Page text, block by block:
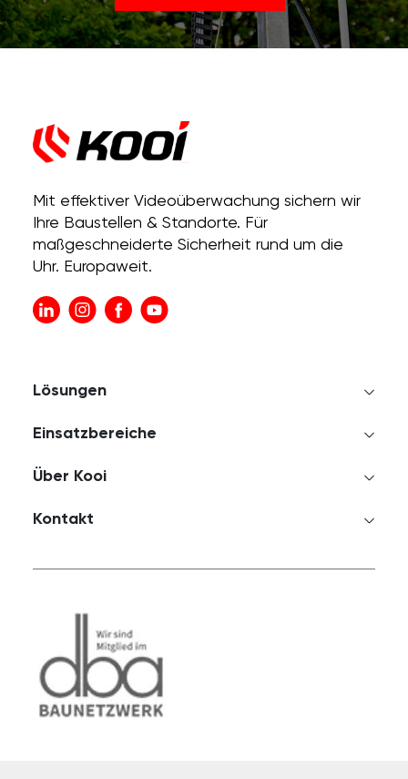
Mit effektiver Videoüberwachung sichern wir
Ihre Baustellen & Standorte. Für
maßgeschneiderte Sicherheit rund um die
Uhr. Europaweit.
Lösungen
Einsatzbereiche
Über Kooi
Kontakt